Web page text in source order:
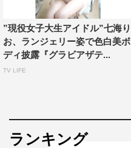
”現役女子大生アイドル”七海り
お、ランジェリー姿で色白美ボ
ディ披露『グラビアザテ...
TV LIFE
ランキング